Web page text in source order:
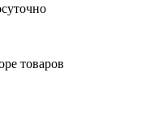
товаров